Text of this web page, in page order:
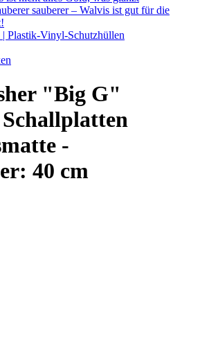
sauberer – Walvis ist gut für die
Plastik-Vinyl-Schutzhüllen
"Big G"
-
40 cm